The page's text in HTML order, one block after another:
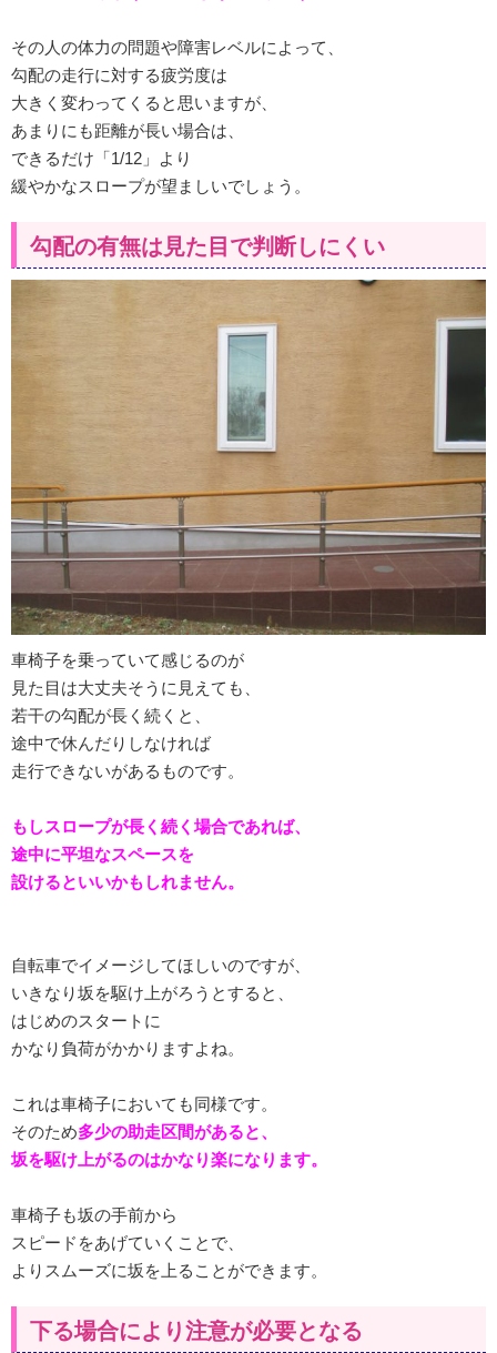
その人の体力の問題や障害レベルによって、
勾配の走行に対する疲労度は
大きく変わってくると思いますが、
あまりにも距離が長い場合は、
できるだけ「1/12」より
緩やかなスロープが望ましいでしょう。
勾配の有無は見た目で判断しにくい
車椅子を乗っていて感じるのが
見た目は大丈夫そうに見えても、
若干の勾配が長く続くと、
途中で休んだりしなければ
走行できないがあるものです。
もしスロープが長く続く場合であれば、
途中に平坦なスペースを
設けるといいかもしれません。
自転車でイメージしてほしいのですが、
いきなり坂を駆け上がろうとすると、
はじめのスタートに
かなり負荷がかかりますよね。
これは車椅子においても同様です。
そのため多少の助走区間があると、
坂を駆け上がるのはかなり楽になります。
車椅子も坂の手前から
スピードをあげていくことで、
よりスムーズに坂を上ることができます。
下る場合により注意が必要となる